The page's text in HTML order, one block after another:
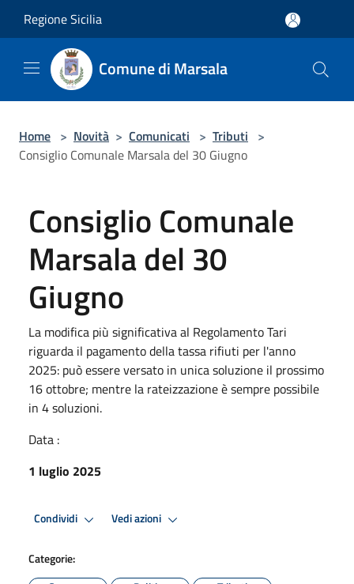
Regione Sicilia
Comune di Marsala
Home > Novità > Comunicati > Tributi >
Consiglio Comunale Marsala del 30 Giugno
Consiglio Comunale
Marsala del 30
Giugno
La modifica più significativa al Regolamento Tari
riguarda il pagamento della tassa rifiuti per l'anno
2025: può essere versato in unica soluzione il prossimo
16 ottobre; mentre la rateizzazione è sempre possibile
in 4 soluzioni.
Data :
1 luglio 2025
Condividi Vedi azioni
Categorie: